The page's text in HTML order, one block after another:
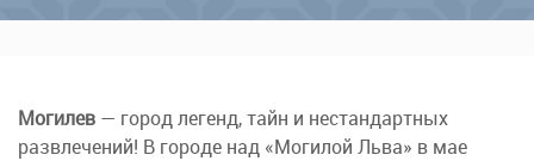
Могилев — город легенд, тайн и нестандартных
развлечений! В городе над «Могилой Льва» в мае